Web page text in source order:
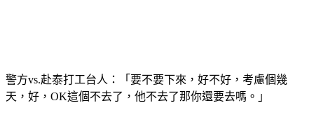
警方vs.赴泰打工台人：「要不要下來，好不好，考慮個幾
天，好，OK這個不去了，他不去了那你還要去嗎。」